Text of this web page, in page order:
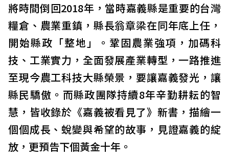
將時間倒回2018年，當時嘉義縣是重要的台灣
糧倉、農業重鎮，縣長翁章梁在同年底上任，
開始縣政「整地」。鞏固農業強項，加碼科
技、工業實力，全面發展產業轉型，一路推進
至現今農工科技大縣榮景，要讓嘉義發光，讓
縣民驕傲。而縣政團隊持續8年辛勤耕耘的智
慧，皆收錄於《嘉義被看見了》新書，描繪一
個個成長、蛻變與希望的故事，見證嘉義的綻
放，更預告下個黃金十年。